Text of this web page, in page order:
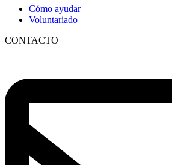
Cómo ayudar
Voluntariado
CONTACTO